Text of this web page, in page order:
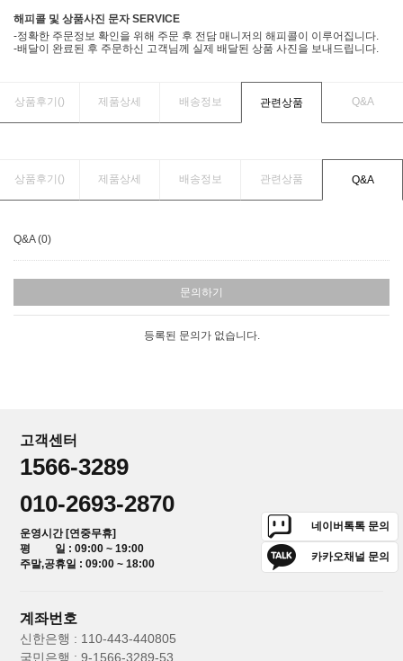
해피콜 및 상품사진 문자 SERVICE
-정확한 주문정보 확인을 위해 주문 후 전담 매니저의 해피콜이 이루어집니다.
-배달이 완료된 후 주문하신 고객님께 실제 배달된 상품 사진을 보내드립니다.
상품후기() 제품상세 배송정보 관련상품 Q&A
상품후기() 제품상세 배송정보 관련상품 Q&A
Q&A (0)
문의하기
등록된 문의가 없습니다.
고객센터
1566-3289
010-2693-2870
운영시간 [연중무휴]
평 일 : 09:00 ~ 19:00
주말,공휴일 : 09:00 ~ 18:00
네이버톡톡 문의
카카오채널 문의
계좌번호
신한은행 : 110-443-440805
국민은행 : 9-1566-3289-53